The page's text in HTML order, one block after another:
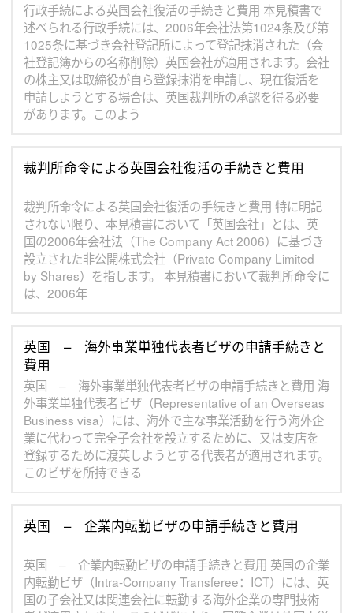
行政手続による英国会社復活の手続きと費用 本見積書で
述べられる行政手続には、2006年会社法第1024条及び第
1025条に基づき会社登記所によって登記抹消された（会
社登記簿からの名称削除）英国会社が適用されます。会社
の株主又は取締役が自ら登録抹消を申請し、現在復活を
申請しようとする場合は、英国裁判所の承認を得る必要
があります。このよう
裁判所命令による英国会社復活の手続きと費用
裁判所命令による英国会社復活の手続きと費用 特に明記
されない限り、本見積書において「英国会社」とは、英
国の2006年会社法（The Company Act 2006）に基づき
設立された非公開株式会社（Private Company Limited
by Shares）を指します。 本見積書において裁判所命令に
は、2006年
英国 – 海外事業単独代表者ビザの申請手続きと
費用
英国 – 海外事業単独代表者ビザの申請手続きと費用 海
外事業単独代表者ビザ（Representative of an Overseas
Business visa）には、海外で主な事業活動を行う海外企
業に代わって完全子会社を設立するために、又は支店を
登録するために渡英しようとする代表者が適用されます。
このビザを所持できる
英国 – 企業内転勤ビザの申請手続きと費用
英国 – 企業内転勤ビザの申請手続きと費用 英国の企業
内転勤ビザ（Intra-Company Transferee：ICT）には、英
国の子会社又は関連会社に転勤する海外企業の専門技術